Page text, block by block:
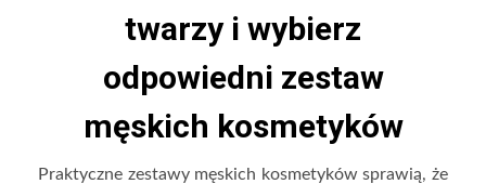
twarzy i wybierz
odpowiedni zestaw
męskich kosmetyków
Praktyczne zestawy męskich kosmetyków sprawią, że